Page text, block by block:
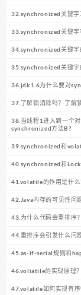
32.synchronized关键字
33.synchronized关键字
34.synchronized关键字
35.synchronized关键字
36.jdk1.6为什么要对
37.了解锁消除吗？了解
38.当线程1进入到一个
synchronized方法B?
39.synchronized和
40.synchronized和Lock
41.volatile的作用是什
42.Java内存的可见性问
43.为什么代码会重排序？
44.重排序会引发什么问
45.as-if-serial规则和
46.voliatile的实现原理
47.volatile如何实现有序